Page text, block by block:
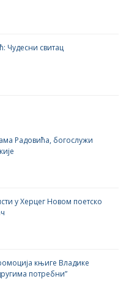
Чудесни свитац
Радовића, богослужи
у Херцег Новом поетско
књиге Владике
потребни”